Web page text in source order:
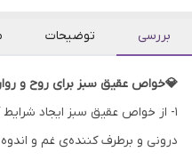
بررسی توضیحات
💎خواص عقیق سبز برای روح و
۱- از خواص عقیق سبز ایجاد
درونی و برطرف کننده‌ی غم و